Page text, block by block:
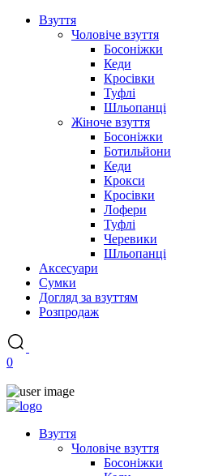
Взуття
Чоловіче взуття
Босоніжки
Кеди
Кросівки
Туфлі
Шльопанці
Жіноче взуття
Босоніжки
Ботильйони
Кеди
Крокси
Кросівки
Лофери
Туфлі
Черевики
Шльопанці
Аксесуари
Сумки
Догляд за взуттям
Розпродаж
0
Взуття
Чоловіче взуття
Босоніжки